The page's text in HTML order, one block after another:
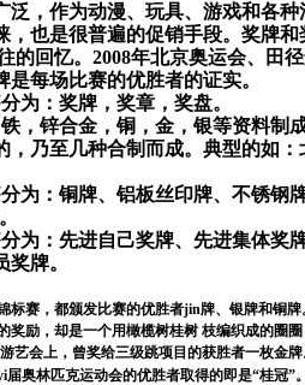
泛 ，作为动漫、玩具、游戏和各
，也是很普遍的促销手段。奖牌和
的回忆。2008年北京奥运会、田
每场比赛的优胜者的证实。
为：奖牌，奖章，奖盘。
，锌合金，铜，金，银等资料制
，乃至几种合制而成。典型的如：
为：铜牌、铝板丝印牌、不锈钢
为：先进自己奖牌、先进集体奖
奖牌。
标赛，都颁发比赛的优胜者jin牌、银牌和铜
奖励，却是一个用橄榄树桂树 枝编织成的圈
艺会上，曾奖给三级跳项目的获胜者一枚金
届奥林匹克运动会的优胜者取得的即是“桂冠”